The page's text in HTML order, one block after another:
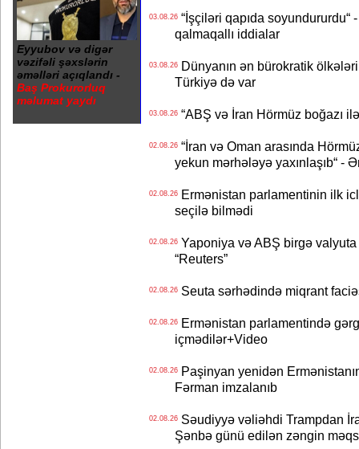
Eyyubov və digər
vəzifəli şəxslərin
əməlləri açıqlandı -
Baş Prokurorluq
məlumat yaydı
03.08.26“İşçiləri qapıda soyundururdu“
qalmaqallı iddialar
03.08.26Dünyanın ən bürokratik ölkələri
Türkiyə də var
03.08.26“ABŞ və İran Hörmüz boğazı ilə
02.08.26“İran və Oman arasında
yekun mərhələyə yaxınlaşıb“ -
02.08.26Ermənistan parlamentinin ilk
seçilə bilmədi
02.08.26Yaponiya və ABŞ birgə valyuta
“Reuters”
02.08.26Seuta sərhədində miqrant
02.08.26Ermənistan parlamentində
içmədilər+Video
02.08.26Paşinyan yenidən
Fərman imzalanıb
02.08.26Səudiyyə vəliəhdi Trampdan
Şənbə günü edilən zəngin